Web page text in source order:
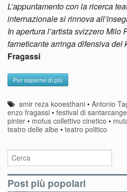
L’appuntamento con la ricerca
internazionale si rinnova
In apertura l’artista svizzero Milo
farneticante arringa difensiva del
Fragassi
Per saperne di più
amir reza kooesthani •Antonio
enzo fragassi • festival di
pinter • motus collettivo cinetico •
teatro delle albe • teatro politico
Post più popolari